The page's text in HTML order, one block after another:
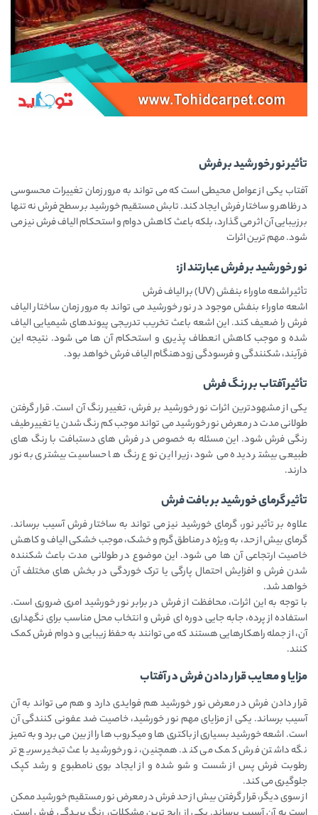
تأثیر نور خورشید بر فرش
آفتاب یکی از عوامل محیطی است که می‌ تواند به مرور زمان تغییرات محسوسی
در ظاهر و ساختار فرش ایجاد کند. تابش مستقیم خورشید بر سطح فرش نه‌ تنها
بر زیبایی آن اثر می‌ گذارد، بلکه باعث کاهش دوام و استحکام الیاف فرش نیز می‌
شود. مهم‌ ترین اثرات
نور خورشید بر فرش عبارتند از:
تأثیر اشعه ماوراء بنفش (UV) بر الیاف فرش
اشعه ماوراء بنفش موجود در نور خورشید می‌ تواند به مرور زمان ساختار الیاف
فرش را ضعیف کند. این اشعه باعث تخریب تدریجی پیوندهای شیمیایی الیاف
شده و موجب کاهش انعطاف‌ پذیری و استحکام آن‌ ها می‌ شود. نتیجه این
فرآیند، شکنندگی و فرسودگی زودهنگام الیاف فرش خواهد بود.
تأثیر آفتاب بر رنگ فرش
یکی از مشهودترین اثرات نور خورشید بر فرش، تغییر رنگ آن است. قرار گرفتن
طولانی‌ مدت در معرض نور خورشید می‌ تواند موجب کم‌ رنگ شدن یا تغییر طیف
رنگی فرش شود. این مسئله به‌ خصوص در فرش‌ های دستبافت با رنگ‌ های
طبیعی بیشتر دیده می‌ شود، زیرا این نوع رنگ‌ ها حساسیت بیشتری به نور
دارند.
تأثیر گرمای خورشید بر بافت فرش
علاوه بر تأثیر نور، گرمای خورشید نیز می‌ تواند به ساختار فرش آسیب برساند.
گرمای بیش از حد، به‌ ویژه در مناطق گرم و خشک، موجب خشکی الیاف و کاهش
خاصیت ارتجاعی آن‌ ها می‌ شود. این موضوع در طولانی‌ مدت باعث شکننده
شدن فرش و افزایش احتمال پارگی یا ترک‌ خوردگی در بخش‌ های مختلف آن
خواهد شد.
با توجه به این اثرات، محافظت از فرش در برابر نور خورشید امری ضروری است.
استفاده از پرده، جابه‌ جایی دوره‌ ای فرش و انتخاب محل مناسب برای نگهداری
آن، از جمله راهکارهایی هستند که می‌ توانند به حفظ زیبایی و دوام فرش کمک
کنند.
مزایا و معایب قرار دادن فرش در آفتاب
قرار دادن فرش در معرض نور خورشید هم فوایدی دارد و هم می‌ تواند به آن
آسیب برساند. یکی از مزایای مهم نور خورشید، خاصیت ضد عفونی‌ کنندگی آن
است. اشعه خورشید بسیاری از باکتری‌ ها و میکروب‌ ها را از بین می‌ برد و به تمیز
نگه داشتن فرش کمک می‌ کند. همچنین، نور خورشید باعث تبخیر سریع‌ تر
رطوبت فرش پس از شست‌ و شو شده و از ایجاد بوی نامطبوع و رشد کپک
جلوگیری می‌ کند.
از سوی دیگر، قرار گرفتن بیش از حد فرش در معرض نور مستقیم خورشید ممکن